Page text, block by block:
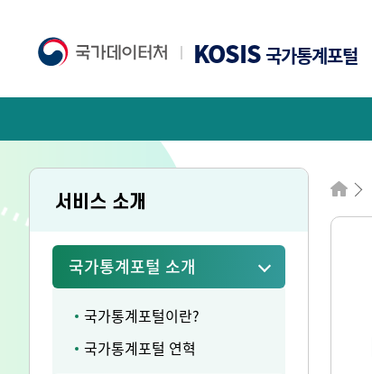
KOSIS국가통계포털
서비스 소개
국가통계포털 소개
국가통계포털이란?
국가통계포털 연혁